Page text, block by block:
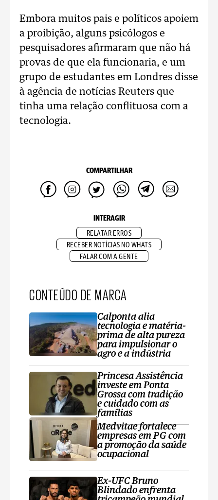
Embora muitos pais e políticos apoiem
a proibição, alguns psicólogos e
pesquisadores afirmaram que não há
provas de que ela funcionaria, e um
grupo de estudantes em Londres disse
à agência de notícias Reuters que
tinha uma relação conflituosa com a
tecnologia.
COMPARTILHAR
INTERAGIR
RELATAR ERROS
RECEBER NOTÍCIAS NO WHATS
FALAR COM A GENTE
CONTEÚDO DE MARCA
Calponta alia
tecnologia e matéria-
prima de alta pureza
para impulsionar o
agro e a indústria
Princesa Assistência
investe em Ponta
Grossa com tradição
e cuidado com as
famílias
Medvitae fortalece
empresas em PG com
a promoção da saúde
ocupacional
Ex-UFC Bruno
Blindado enfrenta